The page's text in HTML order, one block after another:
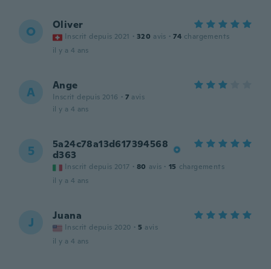
O Oliver
Inscrit depuis 2021 · 320 avis · 74 chargements
il y a 4 ans
A Ange
Inscrit depuis 2016 · 7 avis
il y a 4 ans
5
5a24c78a13d617394568
d363
Inscrit depuis 2017 · 80 avis · 15 chargements
il y a 4 ans
J Juana
Inscrit depuis 2020 · 5 avis
il y a 4 ans